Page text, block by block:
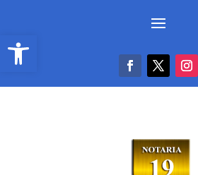
Abrir barra de herramientas